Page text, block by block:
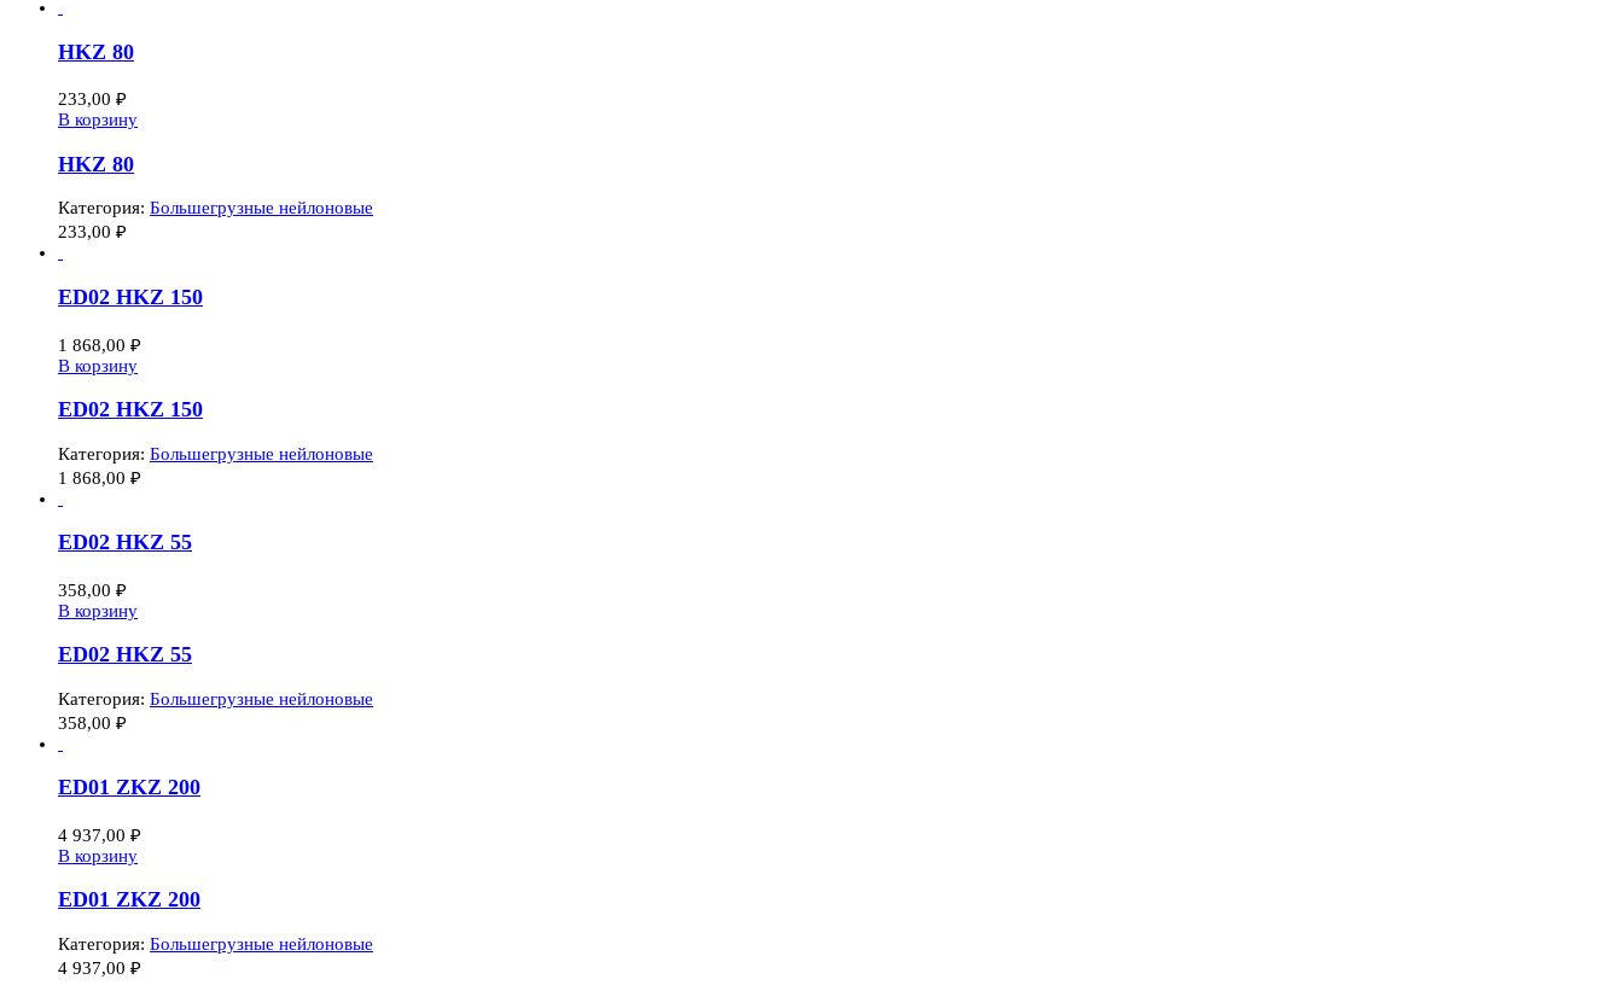
HKZ 80
233,00 ₽
В корзину
HKZ 80
Категория: Большегрузные нейлоновые
233,00 ₽
ED02 HKZ 150
1 868,00 ₽
В корзину
ED02 HKZ 150
Категория: Большегрузные нейлоновые
1 868,00 ₽
ED02 HKZ 55
358,00 ₽
В корзину
ED02 HKZ 55
Категория: Большегрузные нейлоновые
358,00 ₽
ED01 ZKZ 200
4 937,00 ₽
В корзину
ED01 ZKZ 200
Категория: Большегрузные нейлоновые
4 937,00 ₽